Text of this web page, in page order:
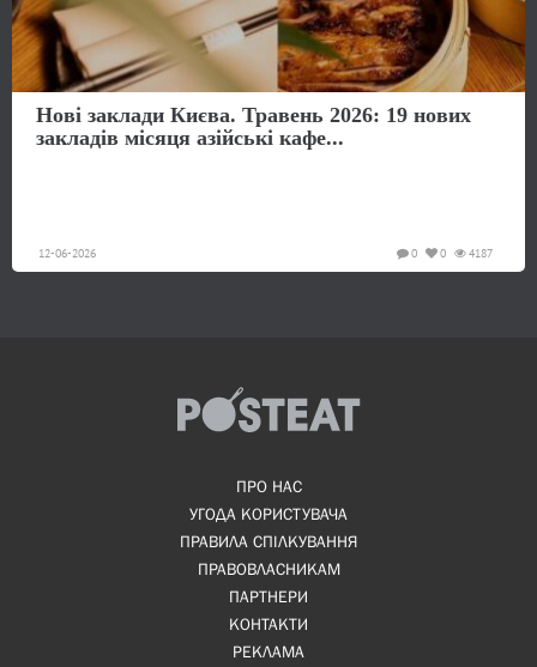
Нові заклади Києва. Травень 2026: 19 нових
закладів місяця азійські кафе...
12-06-2026 4187
0
0
ПРО НАС
УГОДА КОРИСТУВАЧА
ПРАВИЛА СПІЛКУВАННЯ
ПРАВОВЛАСНИКАМ
ПАРТНЕРИ
КОНТАКТИ
РЕКЛАМА